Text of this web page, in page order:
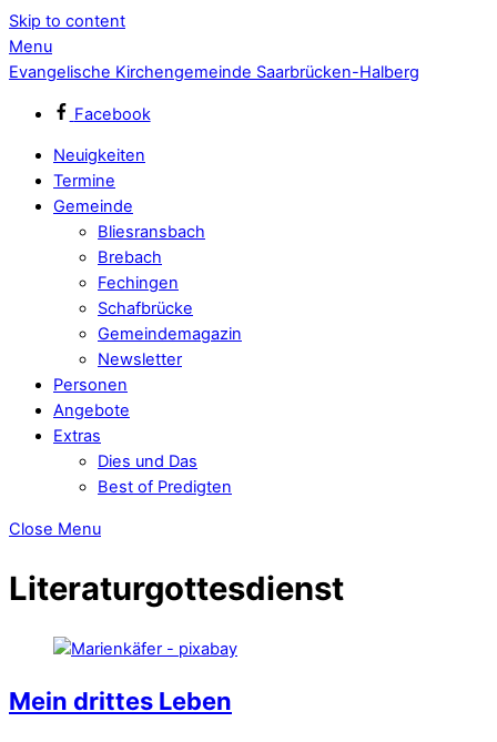
Skip to content
Menu
Evangelische Kirchengemeinde Saarbrücken-Halberg
Facebook
Neuigkeiten
Termine
Gemeinde
Bliesransbach
Brebach
Fechingen
Schafbrücke
Gemeindemagazin
Newsletter
Personen
Angebote
Extras
Dies und Das
Best of Predigten
Close Menu
Literaturgottesdienst
Mein drittes Leben